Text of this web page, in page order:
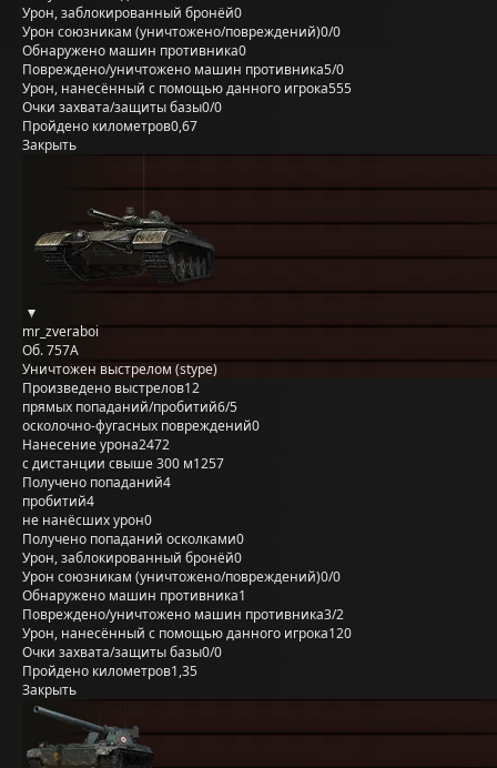
Урон, заблокированный бронёй0
Урон союзникам (уничтожено/повреждений)0/0
Обнаружено машин противника0
Повреждено/уничтожено машин противника5/0
Урон, нанесённый с помощью данного игрока555
Очки захвата/защиты базы0/0
Пройдено километров0,67
Закрыть
mr_zveraboi
Об. 757А
Уничтожен выстрелом (stype)
Произведено выстрелов12
прямых попаданий/пробитий6/5
осколочно-фугасных повреждений0
Нанесение урона2472
с дистанции свыше 300 м1257
Получено попаданий4
пробитий4
не нанёсших урон0
Получено попаданий осколками0
Урон, заблокированный бронёй0
Урон союзникам (уничтожено/повреждений)0/0
Обнаружено машин противника1
Повреждено/уничтожено машин противника3/2
Урон, нанесённый с помощью данного игрока120
Очки захвата/защиты базы0/0
Пройдено километров1,35
Закрыть